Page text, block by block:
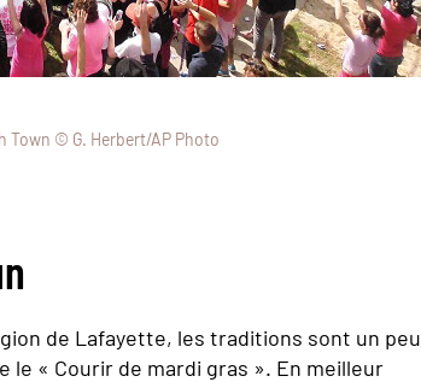
Town © G. Herbert/AP Photo
de Lafayette, les traditions sont un peu
le « Courir de mardi gras ». En meilleur